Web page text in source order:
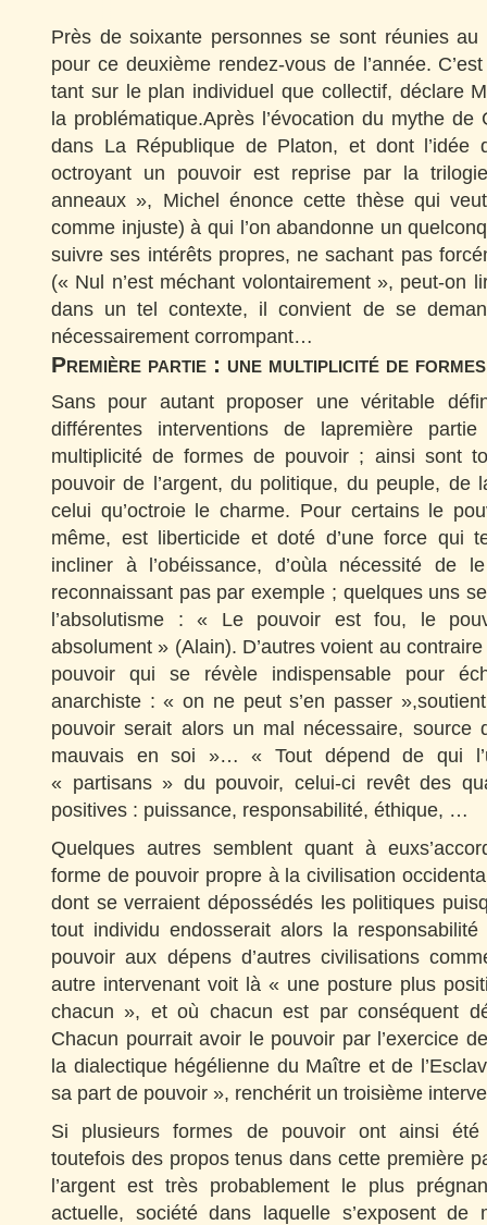
Près de soixante personnes se sont réunies
pour ce deuxième rendez-vous de l’année.
tant sur le plan individuel que collectif, déclare
la problématique.Après l’évocation du mythe de
dans La République de Platon, et dont l’idée
octroyant un pouvoir est reprise par la
anneaux », Michel énonce cette thèse qui
comme injuste) à qui l’on abandonne un
suivre ses intérêts propres, ne sachant pas
(« Nul n’est méchant volontairement », peut-on
dans un tel contexte, il convient de se
nécessairement corrompant…
Première partie : une multiplicité de
Sans pour autant proposer une véritable
différentes interventions de lapremière
multiplicité de formes de pouvoir ; ainsi sont
pouvoir de l’argent, du politique, du peuple, de
celui qu’octroie le charme. Pour certains le
même, est liberticide et doté d’une force qui
incliner à l’obéissance, d’oùla nécessité de
reconnaissant pas par exemple ; quelques uns
l’absolutisme : « Le pouvoir est fou, le
absolument » (Alain). D’autres voient au
pouvoir qui se révèle indispensable pour
anarchiste : « on ne peut s’en passer
pouvoir serait alors un mal nécessaire, source
mauvais en soi »… « Tout dépend de qui
« partisans » du pouvoir, celui-ci revêt des
positives : puissance, responsabilité, éthique, …
Quelques autres semblent quant à
forme de pouvoir propre à la civilisation
dont se verraient dépossédés les politiques
tout individu endosserait alors la responsabilité
pouvoir aux dépens d’autres civilisations
autre intervenant voit là « une posture plus
chacun », et où chacun est par conséquent
Chacun pourrait avoir le pouvoir par l’exercice
la dialectique hégélienne du Maître et de
sa part de pouvoir », renchérit un troisième
Si plusieurs formes de pouvoir ont ainsi été
toutefois des propos tenus dans cette première
l’argent est très probablement le plus
actuelle, société dans laquelle s’exposent de